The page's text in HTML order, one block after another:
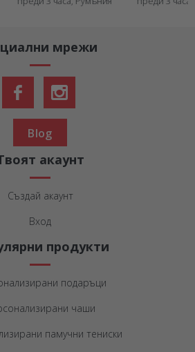
мрежи
Blog
акаунт
Създай акаунт
Вход
продукти
подаръци
чаши
памучни тениски